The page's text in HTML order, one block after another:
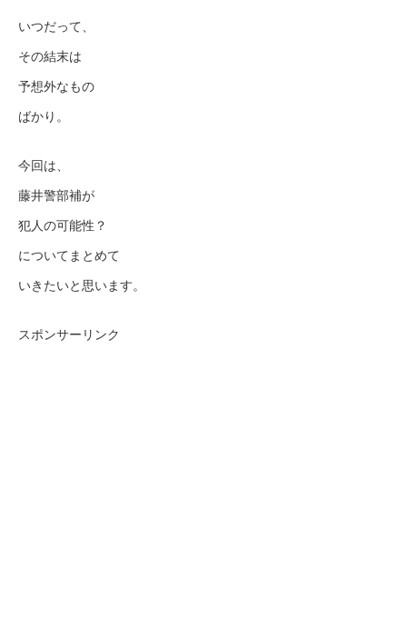
いつだって、
その結末は
予想外なもの
ばかり。
今回は、
藤井警部補が
犯人の可能性？
についてまとめて
いきたいと思います。
スポンサーリンク